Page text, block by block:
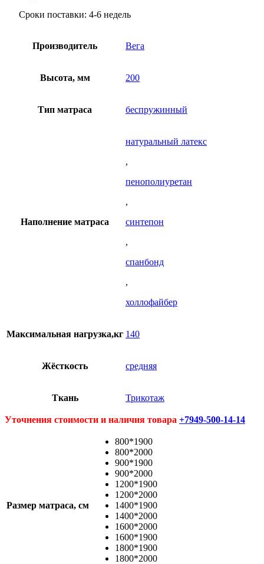
–
Сроки поставки: 4-6 недель
Производитель Вега
Высота, мм 200
Тип матраса беспружинный
Наполнение матраса
натуральный латекс
,
пенополиуретан
,
синтепон
,
спанбонд
,
холлофайбер
Максимальная нагрузка,кг 140
Жёсткость средняя
Ткань Трикотаж
Уточнения стоимости и наличия товара +7949-500-14-14
Размер матраса, см
800*1900
800*2000
900*1900
900*2000
1200*1900
1200*2000
1400*1900
1400*2000
1600*2000
1600*1900
1800*1900
1800*2000